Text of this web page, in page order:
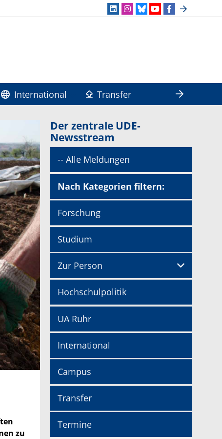
International
Transfer
zu
Der zentrale UDE-
Newsstream
-- Alle Meldungen
Nach Kategorien filtern:
Forschung
Studium
Zur Person
Hochschulpolitik
UA Ruhr
International
Campus
Transfer
Termine